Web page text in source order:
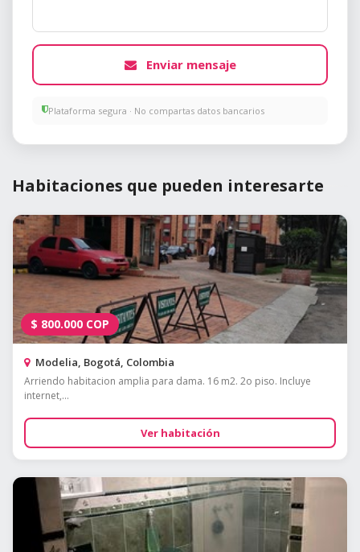
Enviar mensaje
Plataforma segura · No compartas datos bancarios
Habitaciones que pueden interesarte
$ 800.000 COP
Modelia, Bogotá, Colombia
Arriendo habitacion amplia para dama. 16 m2. 2o piso. Incluye
internet,...
Ver habitación